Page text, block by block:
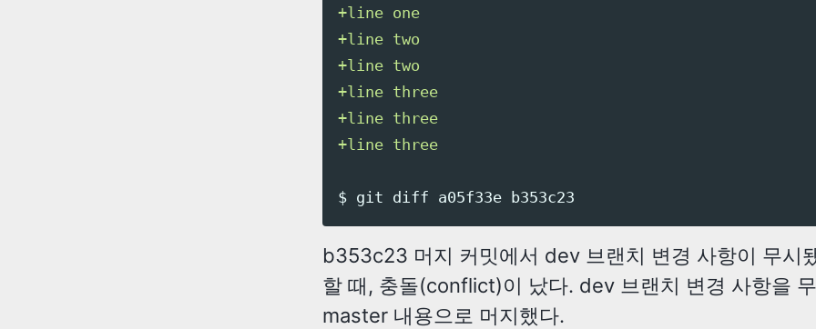
+line one
+line two
+line two
+line three
+line three
+line three
b353c23 머지 커밋에서 dev 브랜치 변경 사항이 무시
할 때, 충돌(conflict)이 났다. dev 브랜치 변경 사항을
master 내용으로 머지했다.